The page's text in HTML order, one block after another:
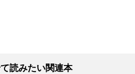
読みたい関連本